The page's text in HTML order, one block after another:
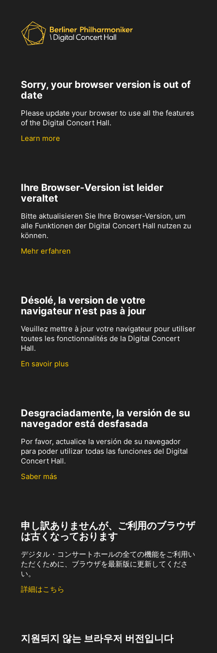
Sorry, your browser version is out of
date
Please update your browser to use all the features
of the Digital Concert Hall.
Learn more
Ihre Browser-Version ist leider
veraltet
Bitte aktualisieren Sie Ihre Browser-Version, um
alle Funktionen der Digital Concert Hall nutzen zu
können.
Mehr erfahren
Désolé, la version de votre
navigateur n’est pas à jour
Veuillez mettre à jour votre navigateur pour utiliser
toutes les fonctionnalités de la Digital Concert
Hall.
En savoir plus
Desgraciadamente, la versión de su
navegador está desfasada
Por favor, actualice la versión de su navegador
para poder utilizar todas las funciones del Digital
Concert Hall.
Saber más
申し訳ありませんが、ご利用のブラウザ
は古くなっております
デジタル・コンサートホールの全ての機能をご利用い
ただくために、ブラウザを最新版に更新してくださ
い。
詳細はこちら
지원되지 않는 브라우저 버전입니다